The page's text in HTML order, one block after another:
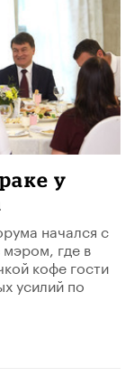
у
начался с
мэром, где в
кофе гости
усилий по